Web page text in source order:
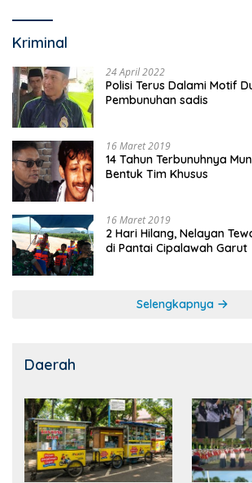
Kriminal
24 April 2022
Polisi Terus Dalami Motif
Pembunuhan sadis
16 Maret 2019
14 Tahun Terbunuhnya
Bentuk Tim Khusus
16 Maret 2019
2 Hari Hilang, Nelayan
di Pantai Cipalawah Garut
Selengkapnya
Daerah